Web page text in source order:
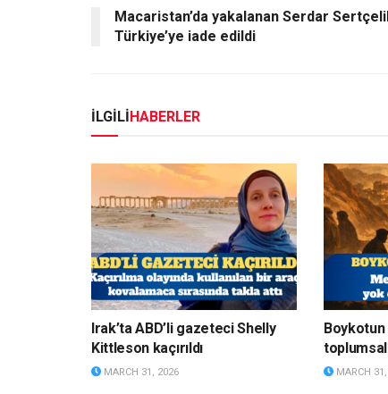
Macaristan’da yakalanan Serdar
Türkiye’ye iade edildi
İLGİLİHABERLER
Irak’ta ABD’li gazeteci Shelly
Kittleson kaçırıldı
MARCH 31, 2026 MARCH